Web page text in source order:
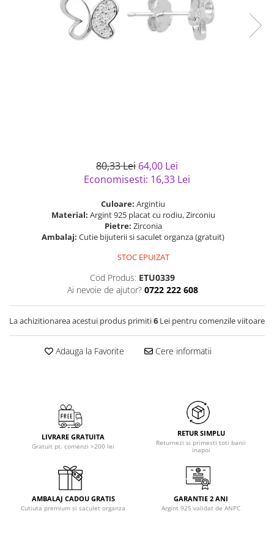
semipretioase
Bijuterii argint placat cu aur
Bijuterii de Lux
Bijuterii gotice si rock
Solutii si lavete de curatare
80,33 Lei 64,00 Lei
Economisesti: 16,33 Lei
Culoare: Argintiu
Material: Argint 925 placat cu rodiu, Zirconiu
Pietre: Zirconia
Ambalaj: Cutie bijuterii si saculet organza (gratuit)
STOC EPUIZAT
Cod Produs: ETU0339
Ai nevoie de ajutor? 0722 222 608
La achizitionarea acestui produs primiti6 Lei pentru comenzile viitoare
Adauga la Favorite Cere informatii
LIVRARE GRATUITA
Gratuit pt. comenzi >200 lei
RETUR SIMPLU
Returnezi si primesti toti banii
inapoi
AMBALAJ CADOU GRATIS
Cutiuta premium si saculet organza
GARANTIE 2 ANI
Argint 925 validat de ANPC